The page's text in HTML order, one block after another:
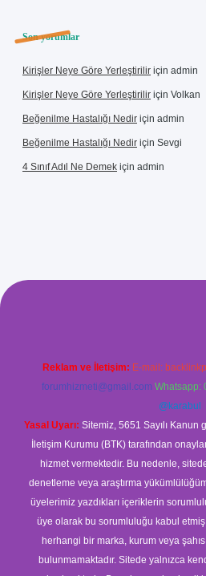
Son yorumlar
Kirişler Neye Göre Yerleştirilir için admin
Kirişler Neye Göre Yerleştirilir için Volkan
Beğenilme Hastalığı Nedir için admin
Beğenilme Hastalığı Nedir için Sevgi
4 Sınıf Adıl Ne Demek için admin
Reklam ve İletişim: E-mail:
forumhizmeti@gmail.com Whatsapp:
@karabul
Yasal Uyarı: Sitemiz, 5651 Sayılı
İletişim Kurumu (BTK) tarafından
hizmet vermektedir. Bu nedenle,
denetleme veya araştırma
üyelerimiz yazdıkları içeriklerin
üye olarak bu sorumluluğu kabul etmiş
herhangi bir marka, kurum veya
bulunmamaktadır. Sitede yalnızca